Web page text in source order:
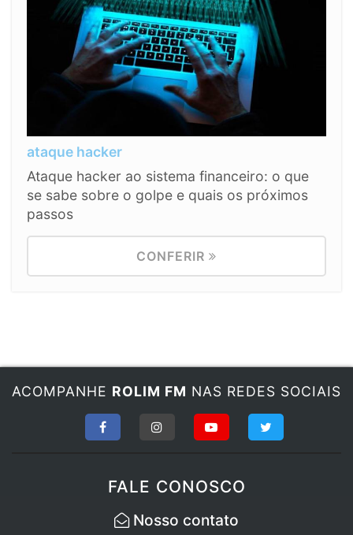
ataque hacker
Ataque hacker ao sistema financeiro: o que
se sabe sobre o golpe e quais os próximos
passos
CONFERIR
ACOMPANHE ROLIM FM NAS REDES SOCIAIS
FALE CONOSCO
Nosso contato